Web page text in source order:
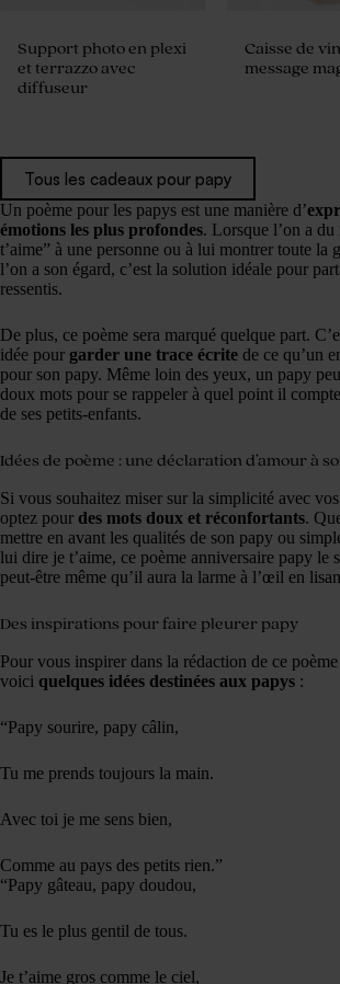
Support photo en plexi
et terrazzo avec
diffuseur
Caisse de
message
Tous les cadeaux pour papy
Un poème pour les papys est une manière d’
émotions les plus profondes. Lorsque l’on a du
t’aime” à une personne ou à lui montrer toute la
l’on a son égard, c’est la solution idéale pour
ressentis.
De plus, ce poème sera marqué quelque part.
idée pour garder une trace écrite de ce qu’un
pour son papy. Même loin des yeux, un papy
doux mots pour se rappeler à quel point il
de ses petits-enfants.
Idées de poème : une déclaration d’amour à
Si vous souhaitez miser sur la simplicité avec
optez pour des mots doux et réconfortants.
mettre en avant les qualités de son papy ou
lui dire je t’aime, ce poème anniversaire papy le
peut-être même qu’il aura la larme à l’œil en
Des inspirations pour faire pleurer papy
Pour vous inspirer dans la rédaction de ce
voici quelques idées destinées aux papys :
“Papy sourire, papy câlin,
Tu me prends toujours la main.
Avec toi je me sens bien,
Comme au pays des petits rien.”
“Papy gâteau, papy doudou,
Tu es le plus gentil de tous.
Je t’aime gros comme le ciel,